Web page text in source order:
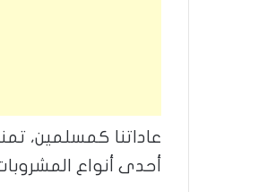
عاداتنا كمسلمين،
أحدى أنواع